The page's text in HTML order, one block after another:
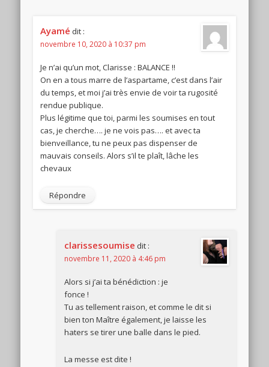
Ayamé dit :
novembre 10, 2020 à 10:37 pm
Je n’ai qu’un mot, Clarisse : BALANCE !!
On en a tous marre de l’aspartame, c’est dans l’air
du temps, et moi j’ai très envie de voir ta rugosité
rendue publique.
Plus légitime que toi, parmi les soumises en tout
cas, je cherche…. je ne vois pas…. et avec ta
bienveillance, tu ne peux pas dispenser de
mauvais conseils. Alors s’il te plaît, lâche les
chevaux
Répondre
clarissesoumise dit :
novembre 11, 2020 à 4:46 pm
Alors si j’ai ta bénédiction : je
fonce !
Tu as tellement raison, et comme le dit si
bien ton Maître également, je laisse les
haters se tirer une balle dans le pied.
La messe est dite !